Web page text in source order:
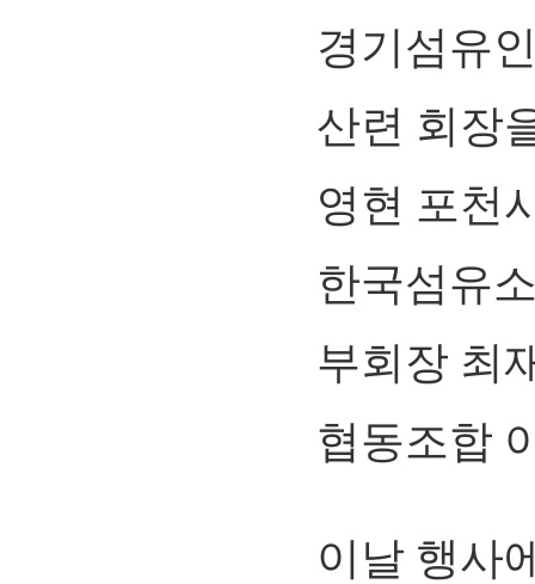
경기섬유
산련 회장
영현 포천
한국섬유
부회장 최
협동조합
이날 행사